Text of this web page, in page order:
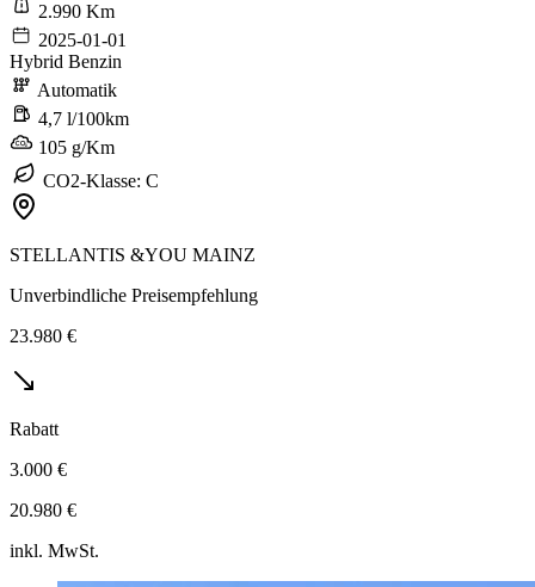
2.990 Km
2025-01-01
Hybrid Benzin
Automatik
4,7 l/100km
105 g/Km
CO2-Klasse: C
STELLANTIS &YOU MAINZ
Unverbindliche Preisempfehlung
23.980 €
Rabatt
3.000 €
20.980 €
inkl. MwSt.